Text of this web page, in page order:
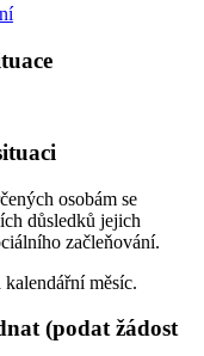
osobám se
důsledků jejich
začleňování.
měsíc.
(podat žádost